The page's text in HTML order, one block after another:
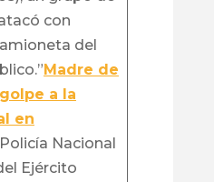
con
del
Madre de
a la
en
Nacional
Ejército